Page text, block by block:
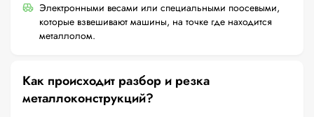
Электронными весами или специальными поосевыми,
которые взвешивают машины, на точке где находится
металлолом.
Как происходит разбор и резка
металлоконструкций?